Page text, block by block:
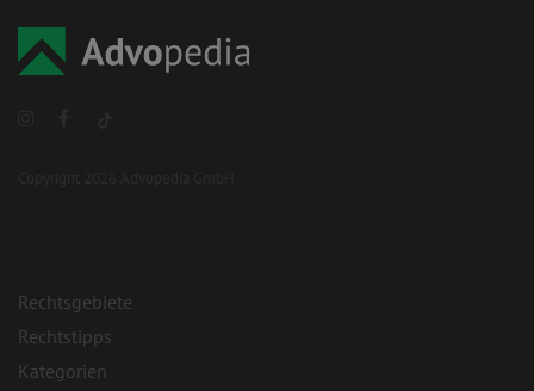
Rechtsgebiete
Rechtstipps
Kategorien